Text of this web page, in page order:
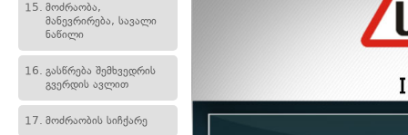
15. მოძრაობა,
მანევრირება, სავალი
ნაწილი
16. გასწრება შემხვედრის
გვერდის ავლით
17. მოძრაობის სიჩქარე